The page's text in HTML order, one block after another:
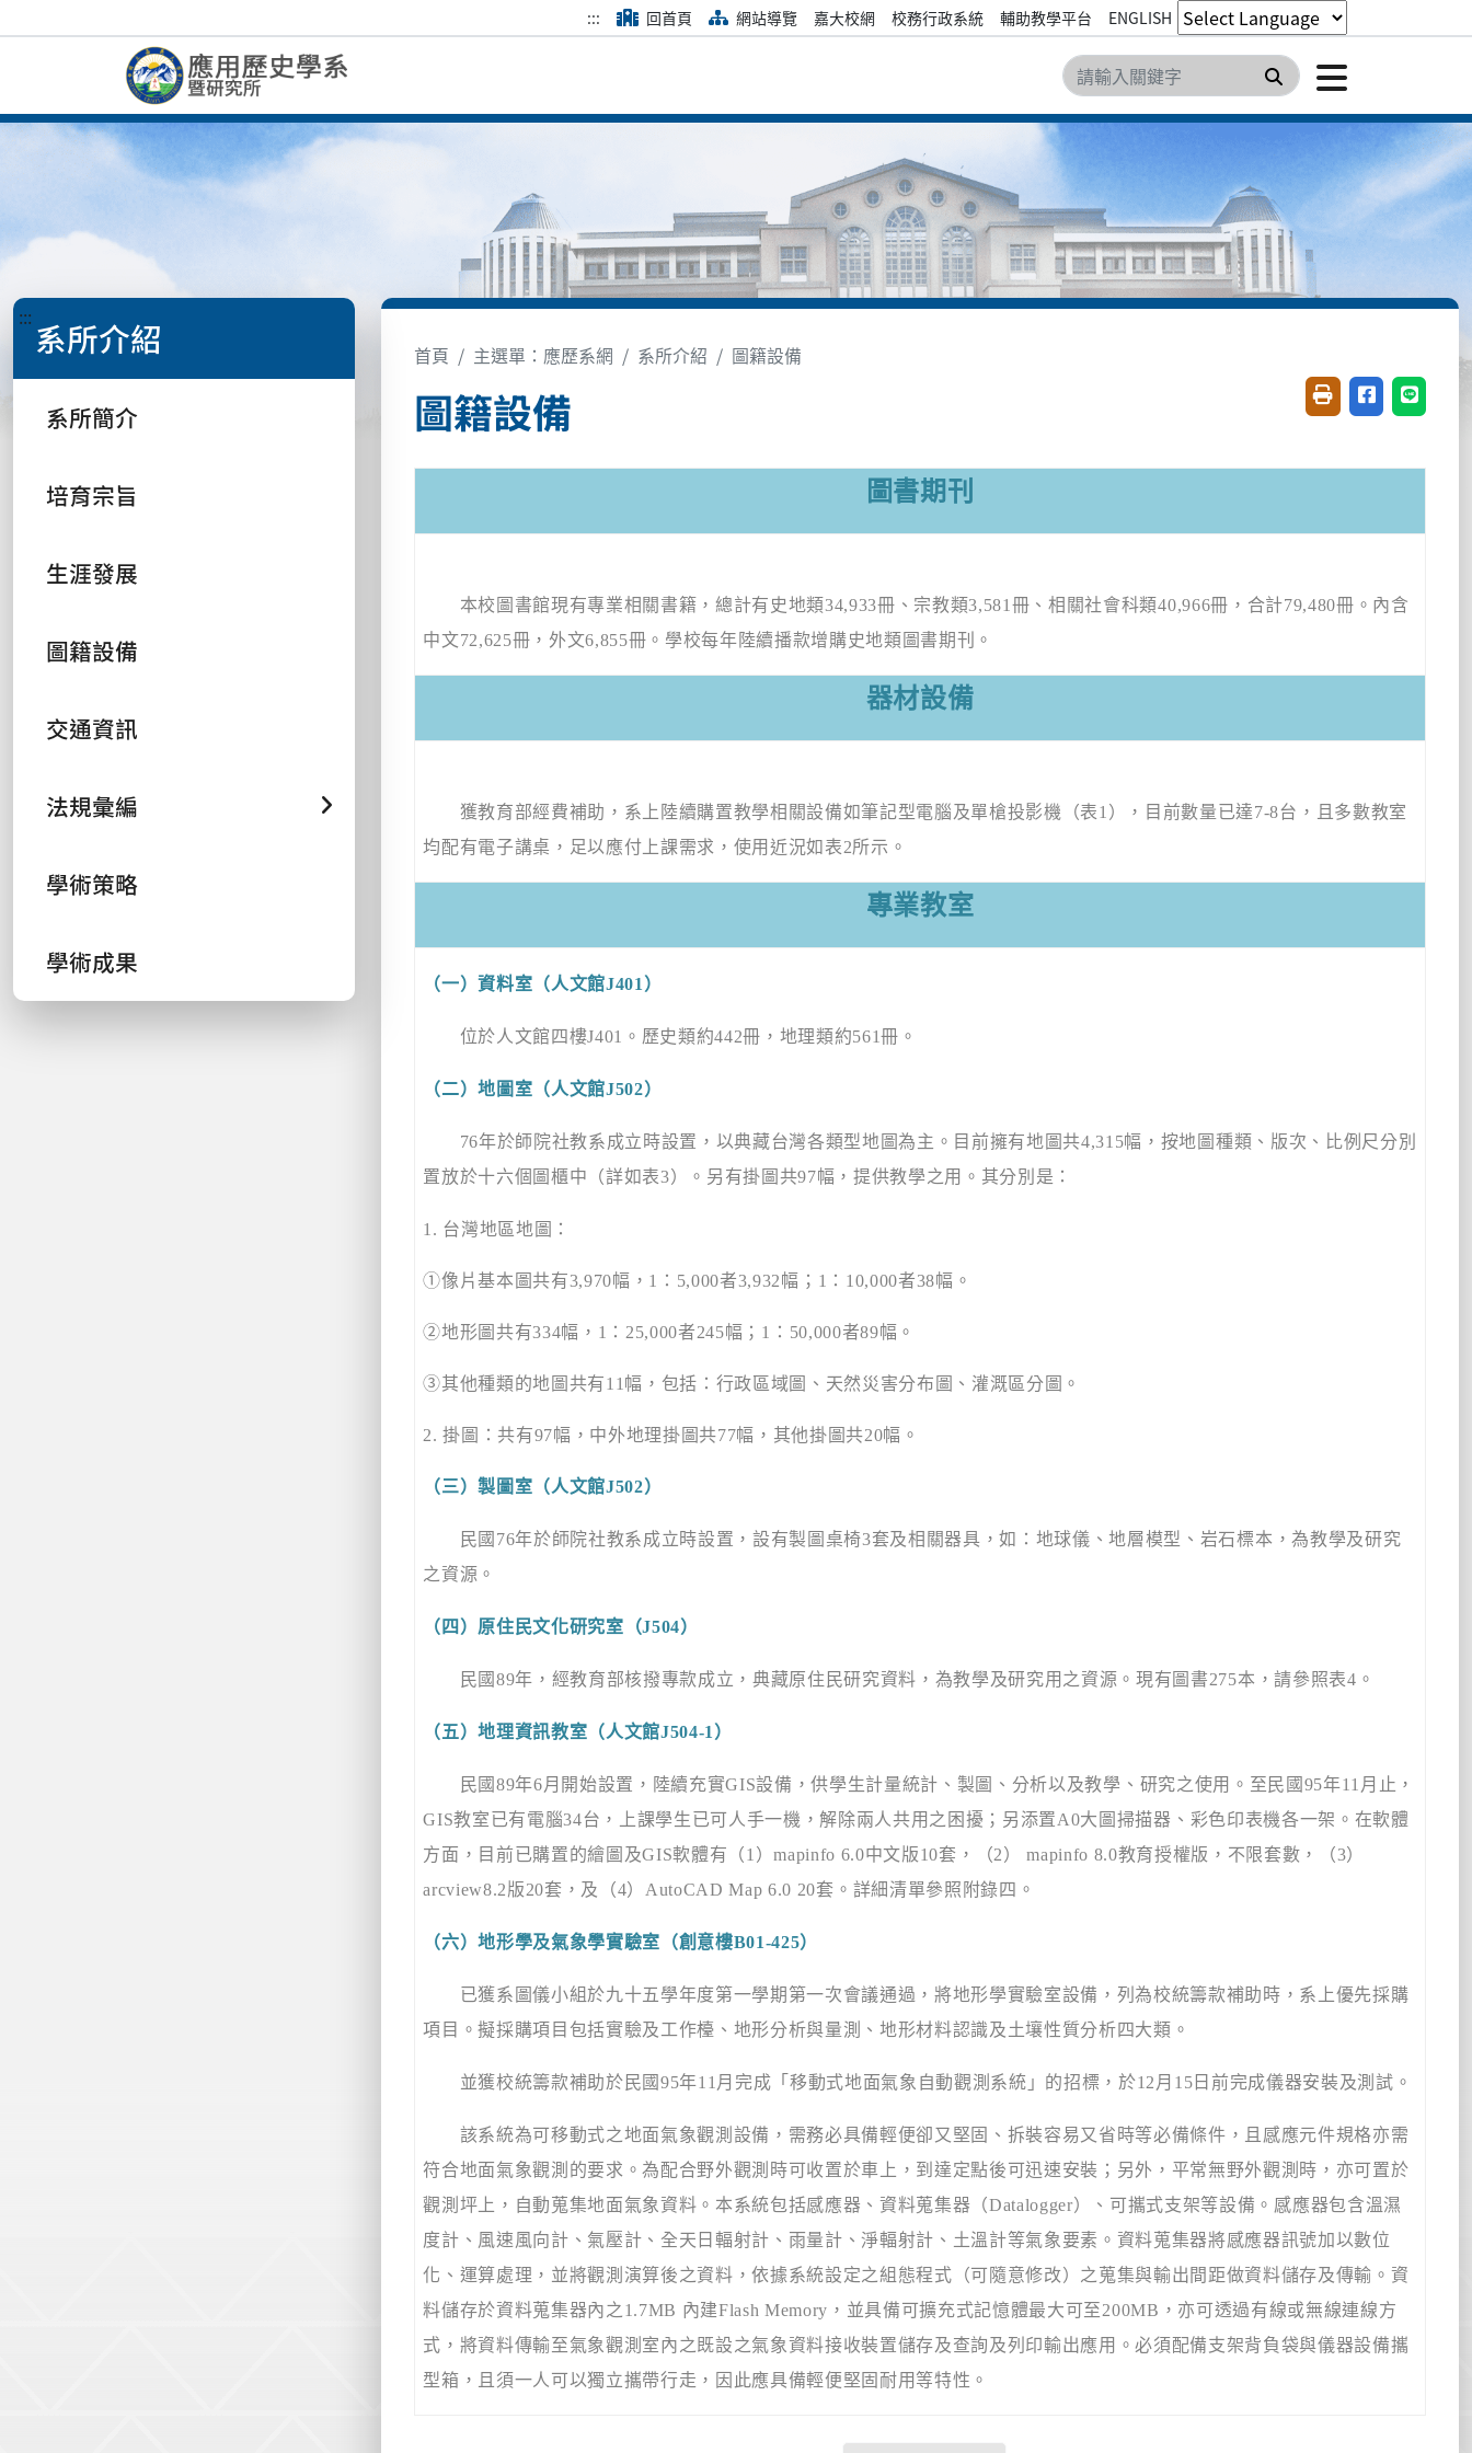
::: 回首頁 網站導覽 嘉大校網 校務行政系統 輔助教學平台 ENGLISH
搜尋 點擊開
::: 系所介紹
系所簡介
培育宗旨
生涯發展
圖籍設備
交通資訊
法規彙編
學術策略
學術成果
首頁 主選單：應歷系網 系所介紹 圖籍設備
圖籍設備 友善列印(開新視窗)
分享至臉書(
分享至
圖書期刊
本校圖書館現有專業相關書籍，總計有史地類34,933冊、宗教類3,581 冊、相關社會科類40,966冊，合計79,480冊。內含
中文72,625冊，外文6,855冊。學校每年陸續播款增購史地類圖書期刊。
器材設備
獲教育部經費補助，系上陸續購置教學相關設備如筆記型電腦及單槍投影機（表1 ），目前數量已達7-8台，且多數教室
均配有電子講桌，足以應付上課需求，使用近況如表2所示。
專業教室
（一）資料室（人文館J401 ）
位於人文館四樓J401 。歷史類約442冊，地理類約561冊。
（二）地圖室（人文館J502）
76年於師院社教系成立時設置，以典藏台灣各類型地圖為主。目前擁有地圖共4,315幅，按地圖種類、版次、比例尺分別
置放於十六個圖櫃中（詳如表3）。另有掛圖共97幅，提供教學之用。其分別是：
1. 台灣地區地圖：
①像片基本圖共有3,970幅， 1 ： 5,000者3,932幅； 1 ： 10,000者38幅。
②地形圖共有334幅， 1 ： 25,000者245幅； 1 ： 50,000者89幅。
③其他種類的地圖共有11 幅，包括：行政區域圖、天然災害分布圖、灌溉區分圖。
2.掛圖：共有97幅，中外地理掛圖共77幅，其他掛圖共20幅。
（三）製圖室（人文館J502）
民國 76年於師院社教系成立時設置，設有製圖桌椅3套及相關器具，如：地球儀、地層模型、岩石標本，為教學及研究
之資源。
（四）原住民文化研究室（J504）
民國 89年，經教育部核撥專款成立，典藏原住民研究資料，為教學及研究用之資源。現有圖書275本，請參照表4 。
（五）地理資訊教室（人文館J504-1 ）
民國 89年6月開始設置，陸續充實GIS設備，供學生計量統計、製圖、分析以及教學、研究之使用。至民國 95年11 月止，
GIS教室已有電腦34台，上課學生已可人手一機，解除兩人共用之困擾；另添置A0大圖掃描器、彩色印表機各一架。在軟體
方面，目前已購置的繪圖及GIS軟體有（1 ）mapinfo 6.0中文版10套，（2） mapinfo 8.0教育授權版，不限套數，（3）
arcview8.2版20套，及（4） AutoCAD Map 6.0 20套。詳細清單參照附錄四。
（六）地形學及氣象學實驗室（創意樓B01-425）
已獲系圖儀小組於九十五學年度第一學期第一次會議通過，將地形學實驗室設備，列為校統籌款補助時，系上優先採購
項目。擬採購項目包括實驗及工作檯、地形分析與量測、地形材料認識及土壤性質分析四大類。
並獲校統籌款補助於民國 95年11 月完成「移動式地面氣象自動觀測系統」的招標，於12 月 15 日前完成儀器安裝及測試。
該系統為可移動式之地面氣象觀測設備，需務必具備輕便卻又堅固、拆裝容易又省時等必備條件，且感應元件規格亦需
符合地面氣象觀測的要求。為配合野外觀測時可收置於車上，到達定點後可迅速安裝；另外，平常無野外觀測時，亦可置於
觀測坪上，自動蒐集地面氣象資料。本系統包括感應器、資料蒐集器（Datalogger）、可攜式支架等設備。感應器包含溫濕
度計、風速風向計、氣壓計、全天日輻射計、雨量計、淨輻射計、土溫計等氣象要素。資料蒐集器將感應器訊號加以數位
化、運算處理，並將觀測演算後之資料，依據系統設定之組態程式（可隨意修改）之蒐集與輸出間距做資料儲存及傳輸。資
料儲存於資料蒐集器內之 1.7MB 內建Flash Memory ，並具備可擴充式記憶體最大可至200MB ，亦可透過有線或無線連線方
式，將資料傳輸至氣象觀測室內之既設之氣象資料接收裝置儲存及查詢及列印輸出應用。必須配備支架背負袋與儀器設備攜
型箱，且須一人可以獨立攜帶行走，因此應具備輕便堅固耐用等特性。